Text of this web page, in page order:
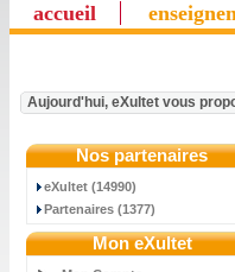
accueil
Aujourd'hui, eXultet vous
Nos partenaires
eXultet (14990)
Partenaires (1377)
Mon eXultet